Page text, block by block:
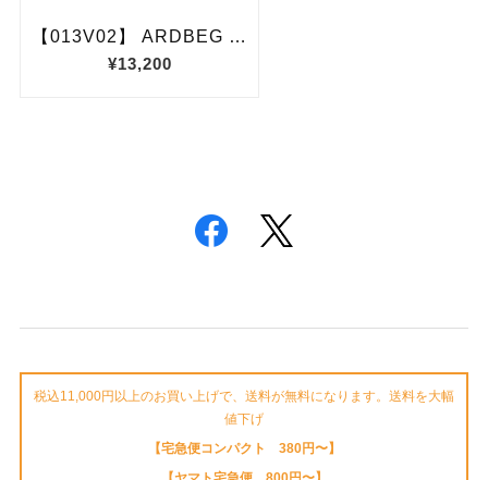
税込11,000円以上のお買い上げで、送料が無料になります。送料を大幅
値下げ
【宅急便コンパクト 380円〜】